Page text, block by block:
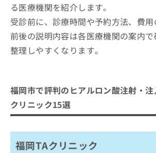
る医療機関を紹介します。
受診前に、診療時間や予約方法、費
前後の説明内容は各医療機関の案内
整理しやすくなります。
福岡市で評判のヒアルロン酸注射・
クリニック15選
福岡TAクリニック